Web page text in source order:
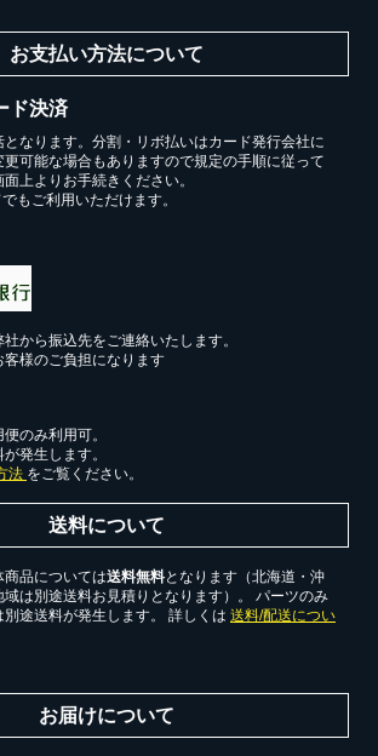
お支払い方法について
ド決済
なります。分割・リボ払いはカード発行会社に
更可能な場合もありますので規定の手順に従って
上よりお手続きください。
もご利用いただけます。
から振込先をご連絡いたします。
様のご負担になります
のみ利用可。
発生します。
法 をご覧ください。
送料について
商品については送料無料となります（北海道・沖
は別途送料お見積りとなります）。 パーツのみ
途送料が発生します。 詳しくは 送料/配送につい
お届けについて